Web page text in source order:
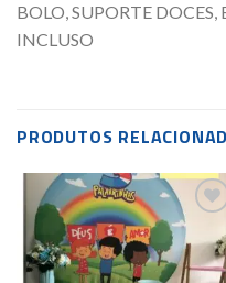
BOLO, SUPORTE
INCLUSO
PRODUTOS
Add to
wishlist